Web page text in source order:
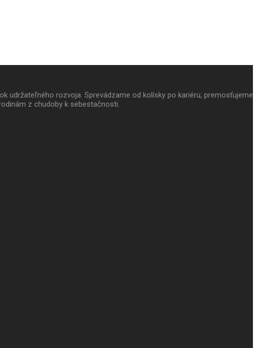
udržateľného rozvoja. Sprevádzame od kolísky po kariéru, premosťujeme
z chudoby k sebestačnosti.